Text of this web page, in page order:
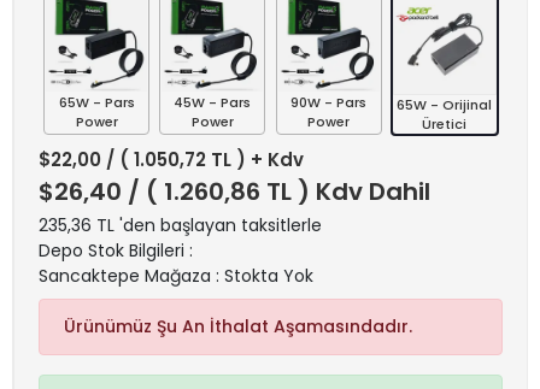
65W - Pars
Power
45W - Pars
Power
90W - Pars
Power
65W - Orijinal
Üretici
$22,00 / ( 1.050,72 TL ) + Kdv
$26,40 / ( 1.260,86 TL ) Kdv Dahil
235,36 TL 'den başlayan taksitlerle
Depo Stok Bilgileri :
Sancaktepe Mağaza : Stokta Yok
Ürünümüz Şu An İthalat Aşamasındadır.